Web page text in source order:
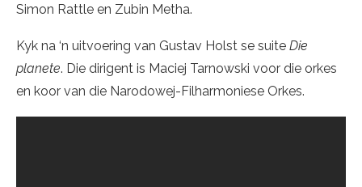
Simon Rattle en Zubin Metha.
Kyk na ‘n uitvoering van Gustav Holst se suite Die
planete. Die dirigent is Maciej Tarnowski voor die orkes
en koor van die Narodowej-Filharmoniese Orkes.